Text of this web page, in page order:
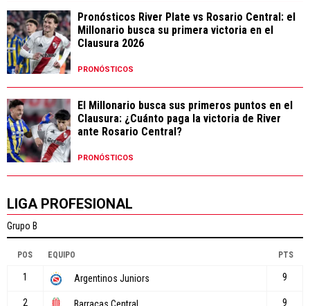
Pronósticos River Plate vs Rosario Central: el
Millonario busca su primera victoria en el
Clausura 2026
PRONÓSTICOS
El Millonario busca sus primeros puntos en el
Clausura: ¿Cuánto paga la victoria de River
ante Rosario Central?
PRONÓSTICOS
LIGA PROFESIONAL